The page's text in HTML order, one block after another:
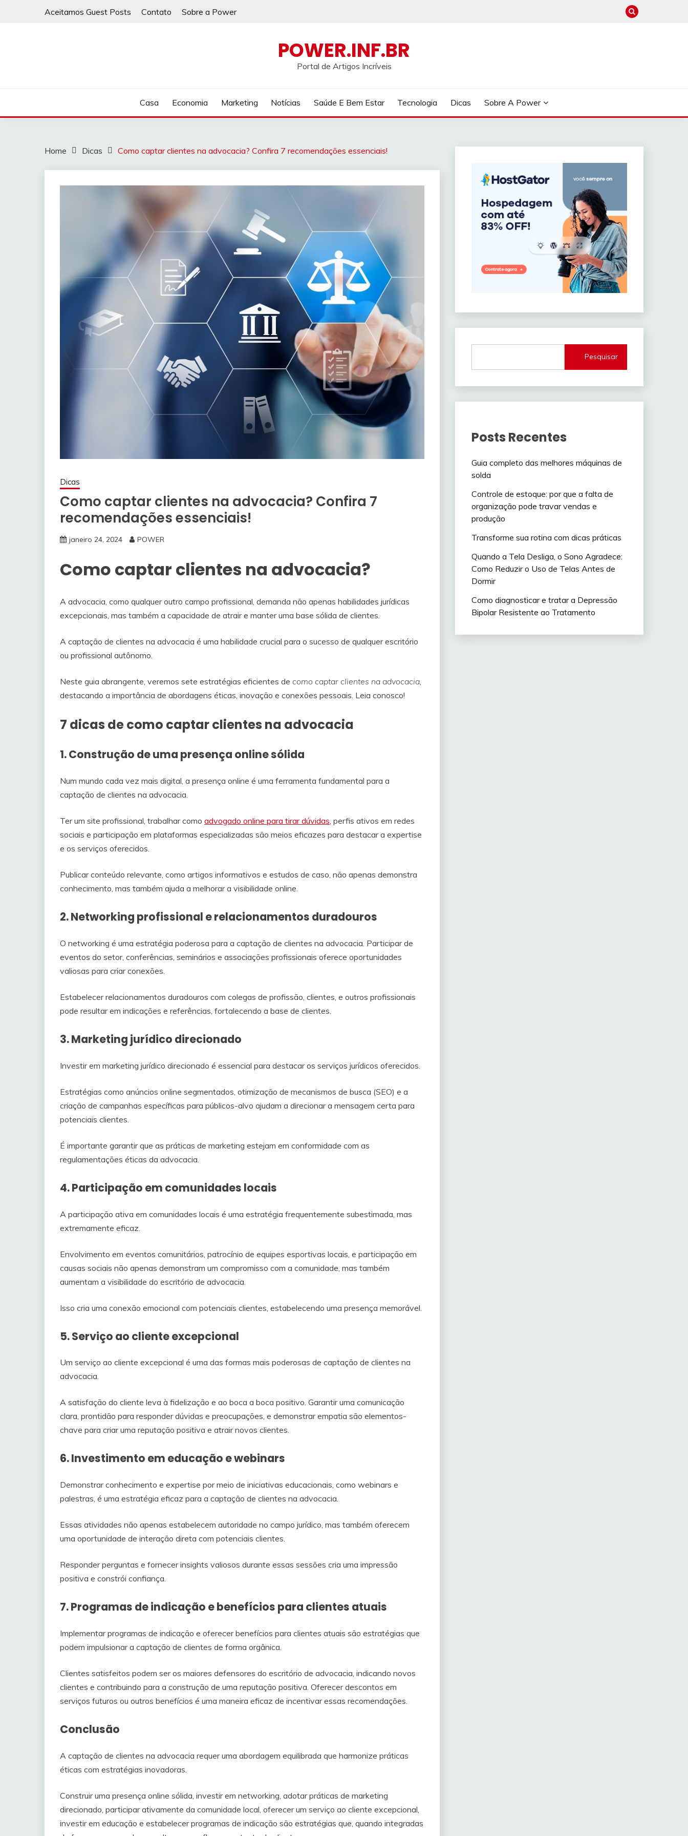
Aceitamos Guest Posts Contato Sobre a Power
POWER.INF.BR
Portal de Artigos Incríveis
Casa Economia Marketing Notícias Saúde E Bem Estar Tecnologia Dicas Sobre A Power
Home Dicas Como captar clientes na advocacia? Confira 7 recomendações essenciais!
Dicas
Como captar clientes na advocacia? Confira 7
recomendações essenciais!
janeiro 24, 2024 POWER
Como captar clientes na advocacia?
A advocacia, como qualquer outro campo profissional, demanda não apenas habilidades jurídicas
excepcionais, mas também a capacidade de atrair e manter uma base sólida de clientes.
A captação de clientes na advocacia é uma habilidade crucial para o sucesso de qualquer escritório
ou profissional autônomo.
Neste guia abrangente, veremos sete estratégias eficientes de como captar clientes na advocacia
destacando a importância de abordagens éticas, inovação e conexões pessoais. Leia conosco!
7 dicas de como captar clientes na advocacia
1. Construção de uma presença online sólida
Num mundo cada vez mais digital, a presença online é uma ferramenta fundamental para a
captação de clientes na advocacia.
Ter um site profissional, trabalhar como advogado online para tirar dúvidas, perfis ativos em redes
sociais e participação em plataformas especializadas são meios eficazes para destacar a expertise
e os serviços oferecidos.
Publicar conteúdo relevante, como artigos informativos e estudos de caso, não apenas demonstra
conhecimento, mas também ajuda a melhorar a visibilidade online.
2. Networking profissional e relacionamentos duradouros
O networking é uma estratégia poderosa para a captação de clientes na advocacia. Participar de
eventos do setor, conferências, seminários e associações profissionais oferece oportunidades
valiosas para criar conexões.
Estabelecer relacionamentos duradouros com colegas de profissão, clientes, e outros profissionais
pode resultar em indicações e referências, fortalecendo a base de clientes.
3. Marketing jurídico direcionado
Investir em marketing jurídico direcionado é essencial para destacar os serviços jurídicos oferecidos.
Estratégias como anúncios online segmentados, otimização de mecanismos de busca (SEO) e a
criação de campanhas específicas para públicos-alvo ajudam a direcionar a mensagem certa para
potenciais clientes.
É importante garantir que as práticas de marketing estejam em conformidade com as
regulamentações éticas da advocacia.
4. Participação em comunidades locais
A participação ativa em comunidades locais é uma estratégia frequentemente subestimada, mas
extremamente eficaz.
Envolvimento em eventos comunitários, patrocínio de equipes esportivas locais, e participação em
causas sociais não apenas demonstram um compromisso com a comunidade, mas também
aumentam a visibilidade do escritório de advocacia.
Isso cria uma conexão emocional com potenciais clientes, estabelecendo uma presença memorável.
5. Serviço ao cliente excepcional
Um serviço ao cliente excepcional é uma das formas mais poderosas de captação de clientes na
advocacia.
A satisfação do cliente leva à fidelização e ao boca a boca positivo. Garantir uma comunicação
clara, prontidão para responder dúvidas e preocupações, e demonstrar empatia são elementos-
chave para criar uma reputação positiva e atrair novos clientes.
6. Investimento em educação e webinars
Demonstrar conhecimento e expertise por meio de iniciativas educacionais, como webinars e
palestras, é uma estratégia eficaz para a captação de clientes na advocacia.
Essas atividades não apenas estabelecem autoridade no campo jurídico, mas também oferecem
uma oportunidade de interação direta com potenciais clientes.
Responder perguntas e fornecer insights valiosos durante essas sessões cria uma impressão
positiva e constrói confiança.
7. Programas de indicação e benefícios para clientes atuais
Implementar programas de indicação e oferecer benefícios para clientes atuais são estratégias que
podem impulsionar a captação de clientes de forma orgânica.
Clientes satisfeitos podem ser os maiores defensores do escritório de advocacia, indicando novos
clientes e contribuindo para a construção de uma reputação positiva. Oferecer descontos em
serviços futuros ou outros benefícios é uma maneira eficaz de incentivar essas recomendações.
Conclusão
A captação de clientes na advocacia requer uma abordagem equilibrada que harmonize práticas
éticas com estratégias inovadoras.
Construir uma presença online sólida, investir em networking, adotar práticas de marketing
direcionado, participar ativamente da comunidade local, oferecer um serviço ao cliente excepcional,
investir em educação e estabelecer programas de indicação são estratégias que, quando integradas
Pesquisar
Posts Recentes
Guia completo das melhores máquinas de
solda
Controle de estoque: por que a falta de
organização pode travar vendas e
produção
Transforme sua rotina com dicas práticas
Quando a Tela Desliga, o Sono Agradece:
Como Reduzir o Uso de Telas Antes de
Dormir
Como diagnosticar e tratar a Depressão
Bipolar Resistente ao Tratamento